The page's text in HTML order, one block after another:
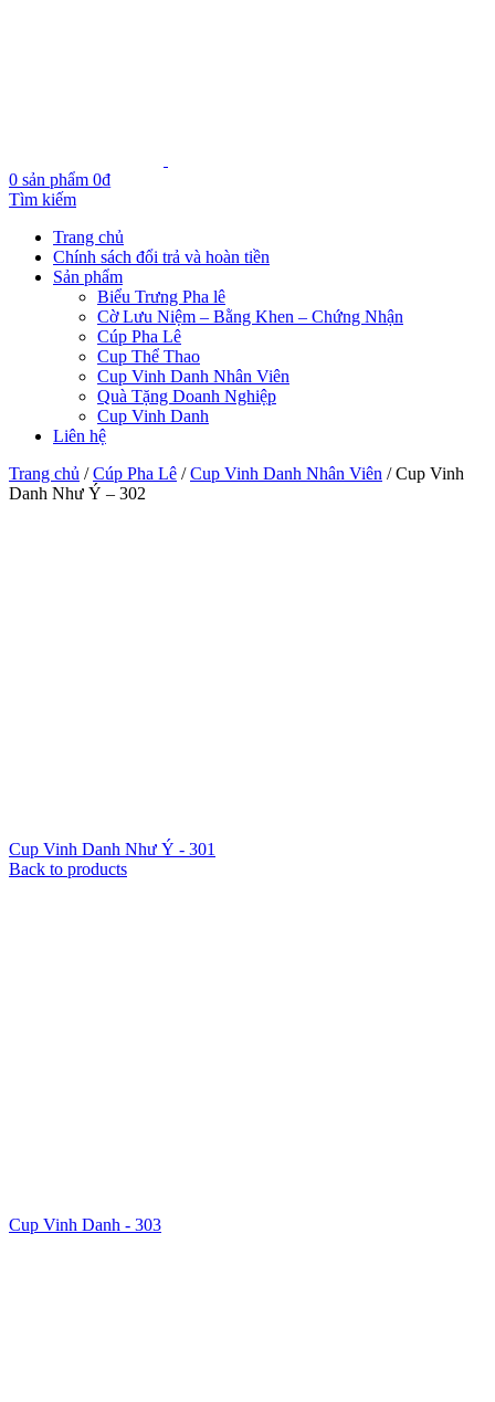
0 sản phẩm 0₫
Tìm kiếm
Trang chủ
Chính sách đổi trả và hoàn tiền
Sản phẩm
Biểu Trưng Pha lê
Cờ Lưu Niệm – Bằng Khen – Chứng Nhận
Cúp Pha Lê
Cup Thể Thao
Cup Vinh Danh Nhân Viên
Quà Tặng Doanh Nghiệp
Cup Vinh Danh
Liên hệ
Trang chủ /Cúp Pha Lê /Cup Vinh Danh Nhân Viên /Cup Vinh
Danh Như Ý – 302
Cup Vinh Danh Như Ý - 301
Back to products
Cup Vinh Danh - 303